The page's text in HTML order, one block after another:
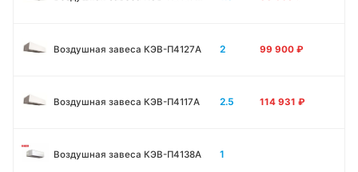
Воздушная завеса КЭВ-П4127A 2 99 900 ₽
Воздушная завеса КЭВ-П4117A 2.5 114 931 ₽
Воздушная завеса КЭВ-П4138А 1